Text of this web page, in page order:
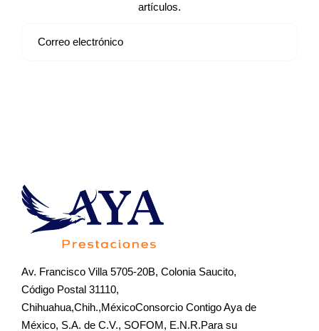
artículos.
Av. Francisco Villa 5705-20B, Colonia Saucito,
Código Postal 31110,
Chihuahua,Chih.,MéxicoConsorcio Contigo Aya de
México, S.A. de C.V., SOFOM, E.N.R.Para su